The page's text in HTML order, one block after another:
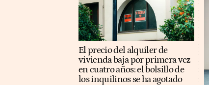
El precio del alquiler de
vivienda baja por primera vez
en cuatro años: el bolsillo de
los inquilinos se ha agotado